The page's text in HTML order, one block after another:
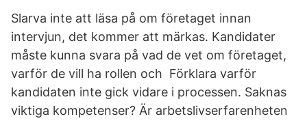
Slarva inte att läsa på om företaget innan
intervjun, det kommer att märkas. Kandidater
måste kunna svara på vad de vet om företaget,
varför de vill ha rollen och Förklara varför
kandidaten inte gick vidare i processen. Saknas
viktiga kompetenser? Är arbetslivserfarenheten